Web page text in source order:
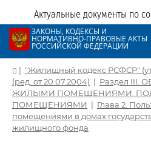
Актуальные документы по
ЗАКОНЫ, КОДЕКСЫ И
НОРМАТИВНО-ПРАВОВЫЕ АКТЫ
РОССИЙСКОЙ ФЕДЕРАЦИИ
| "Жилищный кодекс РСФСР"
(ред. от 20.07.2004) | Раздел III.
ЖИЛЫМИ ПОМЕЩЕНИЯМИ.
ПОМЕЩЕНИЯМИ | Глава 2.
помещениями в домах
жилищного фонда